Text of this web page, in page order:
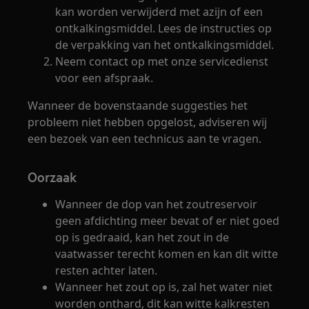
kan worden verwijderd met azijn of een
ontkalkingsmiddel. Lees de instructies op
de verpakking van het ontkalkingsmiddel.
Neem contact op met onze servicedienst
voor een afspraak.
Wanneer de bovenstaande suggesties het
probleem niet hebben opgelost, adviseren wij
een bezoek van een technicus aan te vragen.
Oorzaak
Wanneer de dop van het zoutreservoir
geen afdichting meer bevat of er niet goed
op is gedraaid, kan het zout in de
vaatwasser terecht komen en kan dit witte
resten achter laten.
Wanneer het zout op is, zal het water niet
worden onthard, dit kan witte kalkresten